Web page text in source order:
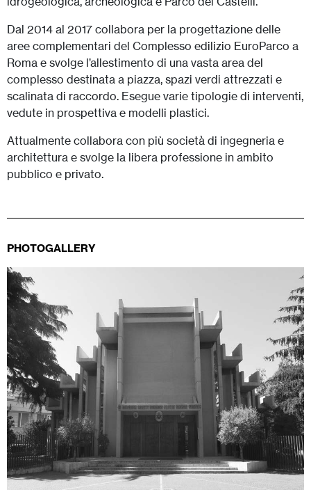
Dal 2014 al 2017 collabora per la progettazione delle
aree complementari del Complesso edilizio EuroParco a
Roma e svolge l’allestimento di una vasta area del
complesso destinata a piazza, spazi verdi attrezzati e
scalinata di raccordo. Esegue varie tipologie di interventi,
vedute in prospettiva e modelli plastici.
Attualmente collabora con più società di ingegneria e
architettura e svolge la libera professione in ambito
pubblico e privato.
PHOTOGALLERY